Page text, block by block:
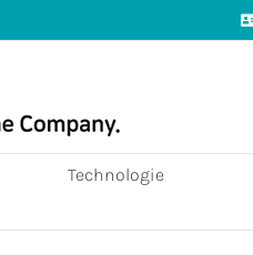
Technologie